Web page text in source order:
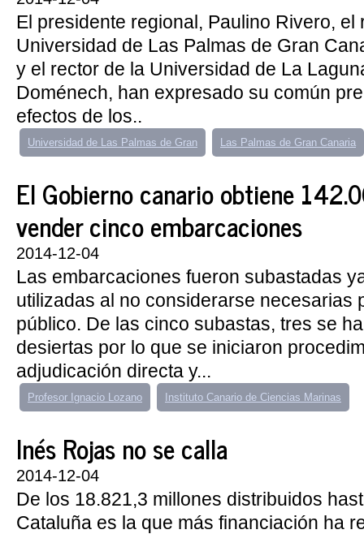
El presidente regional, Paulino Rivero, el
Universidad de Las Palmas de Gran
y el rector de la Universidad de La
Doménech, han expresado su común
efectos de los..
Universidad de Las Palmas de Gran Las Palmas de Gran Canaria
El Gobierno canario obtiene
vender cinco embarcaciones
2014-12-04
Las embarcaciones fueron subastadas
utilizadas al no considerarse necesarias
público. De las cinco subastas, tres se
desiertas por lo que se iniciaron
adjudicación directa y...
Profesor Ignacio Lozano Instituto Canario de Ciencias Marinas
Inés Rojas no se calla
2014-12-04
De los 18.821,3 millones distribuidos
Cataluña es la que más financiación ha